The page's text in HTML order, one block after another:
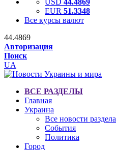
USD 44.4869
EUR 51.3348
Все курсы валют
44.4869
Авторизация
Поиск
UA
ВСЕ РАЗДЕЛЫ
Главная
Украина
Все новости раздела
События
Политика
Город